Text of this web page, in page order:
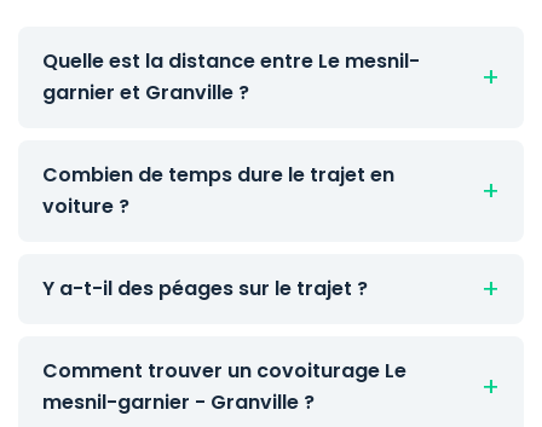
Quelle est la distance entre Le mesnil-
garnier et Granville ?
Combien de temps dure le trajet en
voiture ?
Y a-t-il des péages sur le trajet ?
Comment trouver un covoiturage Le
mesnil-garnier - Granville ?